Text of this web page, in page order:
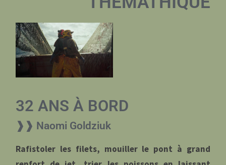
32 ANS À BORD
❱❱ Naomi Goldziuk
Rafistoler les filets, mouiller le pont à grand